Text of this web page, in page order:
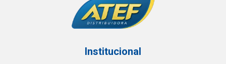
Institucional